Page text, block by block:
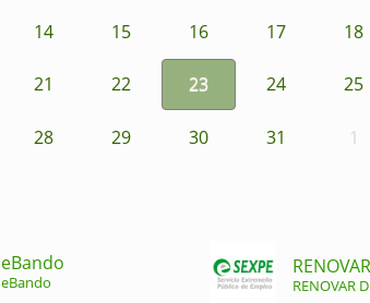
14 15 16 17 18
21 22 23 24 25
28 29 30 31 1
eBando
eBando RENOVAR